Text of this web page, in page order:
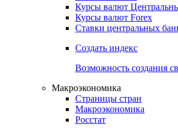
Индикаторы рынка
Поиск индексов
Курсы валют
Ставки центральных
Создать индекс
Возможность создания